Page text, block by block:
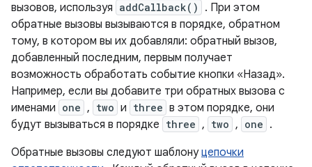
вызовов, используя addCallback()
. При этом
обратные вызовы вызываются в порядке, обратном
тому, в котором вы их добавляли: обратный вызов,
добавленный последним, первым получает
возможность обработать событие кнопки «Назад».
Например, если вы добавите три обратных вызова с
именами one , two и three в этом порядке, они
будут вызываться в порядке three , two , one .
Обратные вызовы следуют шаблонуцепочки